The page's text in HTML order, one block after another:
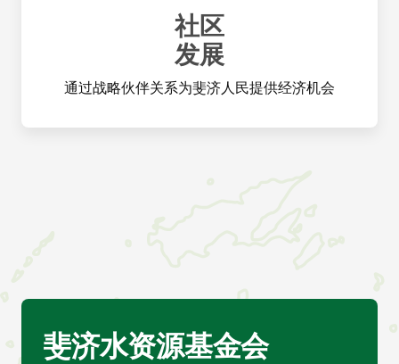
社区
发展
通过战略伙伴关系为斐济人民提供经济机会
斐济水资源基金会